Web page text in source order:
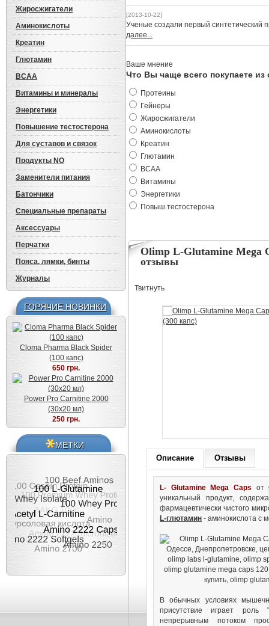
Жиросжигатели
Аминокислоты
Креатин
Глютамин
BCAA
Витамины и минералы
Энергетики
Повышение тестостерона
Для суставов и связок
Продукты NO
Заменители питания
Батончики
Специальные препараты
Аксессуары
Перчатки
Пояса, лямки, бинты
Журналы
ГОРЯЧИЕ НОВИНКИ
Cloma Pharma Black Spider
(100 капс)
650 грн.
Power Pro Carnitine 2000
(30x20 мл)
250 грн.
МЕТКИ
[2013-10-22]
Ученые создали первый синтетический
далее...
Ваше мнение
Что Вы чаще всего покупаете из
Протеины
Гейнеры
Жиросжигатели
Аминокислоты
Креатин
Глютамин
BCAA
Витамины
Энергетики
Повыш.тестостерона
Olimp L-Glutamine Mega
отзывы
Твитнуть
Описание Отзывы
L- Glutamine Mega Caps от
уникальный продукт,
фармацевтически чистого
L-глютамин - аминокислота с
В обычных условиях
присутствие играет роль
непрерывным потоком